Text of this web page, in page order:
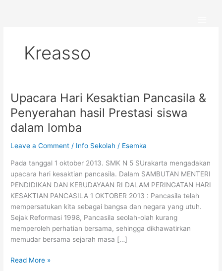
Kreasso
Upacara Hari Kesaktian Pancasila &
Penyerahan hasil Prestasi siswa
dalam lomba
Leave a Comment / Info Sekolah / Esemka
Pada tanggal 1 oktober 2013. SMK N 5 SUrakarta mengadakan
upacara hari kesaktian pancasila. Dalam SAMBUTAN MENTERI
PENDIDIKAN DAN KEBUDAYAAN RI DALAM PERINGATAN HARI
KESAKTIAN PANCASILA 1 OKTOBER 2013 : Pancasila telah
mempersatukan kita sebagai bangsa dan negara yang utuh.
Sejak Reformasi 1998, Pancasila seolah-olah kurang
memperoleh perhatian bersama, sehingga dikhawatirkan
memudar bersama sejarah masa […]
Upacara
Hari
Kesaktian
Pancasila
Penyerahan
hasil
Prestasi
siswa
dalam
lomba
Read More »